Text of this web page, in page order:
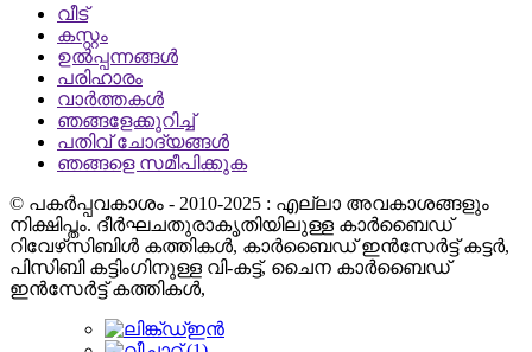
വീട്
കസ്റ്റം
ഉൽപ്പന്നങ്ങൾ
പരിഹാരം
വാർത്തകൾ
ഞങ്ങളേക്കുറിച്ച്
പതിവ് ചോദ്യങ്ങൾ
ഞങ്ങളെ സമീപിക്കുക
© പകർപ്പവകാശം - 2010-2025 : എല്ലാ അവകാശങ്ങളും
നിക്ഷിപ്തം. ദീർഘചതുരാകൃതിയിലുള്ള കാർബൈഡ്
റിവേഴ്‌സിബിൾ കത്തികൾ, കാർബൈഡ് ഇൻസേർട്ട് കട്ടർ,
പിസിബി കട്ടിംഗിനുള്ള വി-കട്ട്, ചൈന കാർബൈഡ്
ഇൻസേർട്ട് കത്തികൾ,